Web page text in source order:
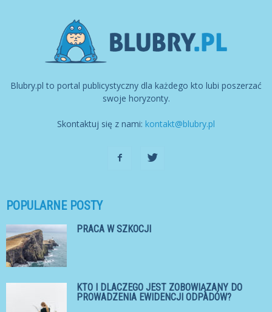
Blubry.pl to portal publicystyczny dla każdego kto lubi poszerzać
swoje horyzonty.
Skontaktuj się z nami: kontakt@blubry.pl
POPULARNE POSTY
PRACA W SZKOCJI
KTO I DLACZEGO JEST ZOBOWIĄZANY DO
PROWADZENIA EWIDENCJI ODPADÓW?